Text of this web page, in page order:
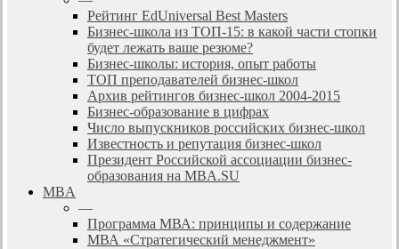
Рейтинг EdUniversal Best Masters
Бизнес-школа из ТОП-15: в какой части стопки
будет лежать ваше резюме?
Бизнес-школы: история, опыт работы
ТОП преподавателей бизнес-школ
Архив рейтингов бизнес-школ 2004-2015
Бизнес-образование в цифрах
Число выпускников российских бизнес-школ
Известность и репутация бизнес-школ
Президент Российской ассоциации бизнес-
образования на MBA.SU
MBA
—
Программа МВА: принципы и содержание
МВА «Cтратегический менеджмент»